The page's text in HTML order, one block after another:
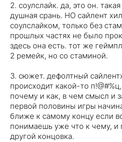
2. соулслайк. да, это он.
душная срань. НО сайлент
соулслайком, только без
прошлых частях не было
здесь она есть. тот же
2 ремейк, но со стаминой.
3. сюжет. дефолтный
происходит какой-то
почему и как, в чем смысл и
первой половины игры
ближе к самому концу если
понимаешь уже что к чему, и
другой концовка.